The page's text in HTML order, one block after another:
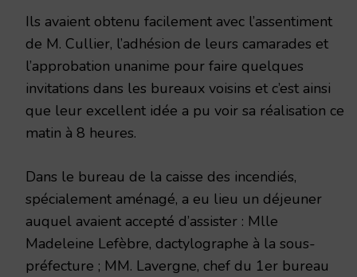
Ils avaient obtenu facilement avec l’assentiment
de M. Cullier, l’adhésion de leurs camarades et
l’approbation unanime pour faire quelques
invitations dans les bureaux voisins et c’est ainsi
que leur excellent idée a pu voir sa réalisation ce
matin à 8 heures.
Dans le bureau de la caisse des incendiés,
spécialement aménagé, a eu lieu un déjeuner
auquel avaient accepté d’assister : Mlle
Madeleine Lefèbre, dactylographe à la sous-
préfecture ; MM. Lavergne, chef du 1er bureau